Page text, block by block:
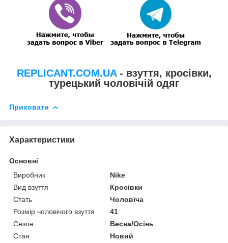
REPLICANT.COM.UA - взуття, кросівки,
турецький чоловічій одяг
Приховати
Характеристики
Основні
Виробник
Nike
Вид взуття
Кросівки
Стать
Чоловіча
Розмір чоловічого взуття
41
Сезон
Весна/Осінь
Стан
Новий